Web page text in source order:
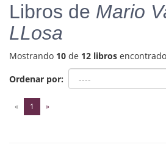
Ciencia ficción
Libros de Mario
LLosa
Mostrando 10 de 12 libros
Ordenar por:
« 1 (current)
»